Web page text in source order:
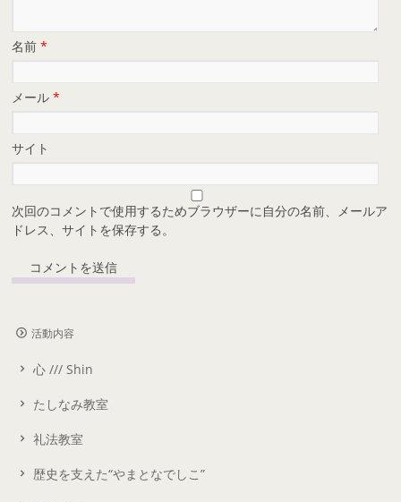
名前*
メール*
サイト
次回のコメントで使用するためブラウザーに自分の名前、メールア
ドレス、サイトを保存する。
活動内容
心 /// Shin
たしなみ教室
礼法教室
歴史を支えた“やまとなでしこ”